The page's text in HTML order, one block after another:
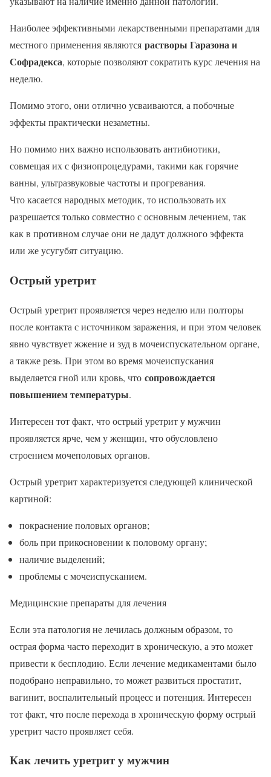
Наиболее эффективными лекарственными препаратами для
местного применения являются растворы Гаразона и
Софрадекса, которые позволяют сократить курс лечения на
неделю.
Помимо этого, они отлично усваиваются, а побочные
эффекты практически незаметны.
Но помимо них важно использовать антибиотики,
совмещая их с физиопроцедурами, такими как горячие
ванны, ультразвуковые частоты и прогревания.
Что касается народных методик, то использовать их
разрешается только совместно с основным лечением, так
как в противном случае они не дадут должного эффекта
или же усугубят ситуацию.
Острый уретрит
Острый уретрит проявляется через неделю или полторы
после контакта с источником заражения, и при этом человек
явно чувствует жжение и зуд в мочеиспускательном органе,
а также резь. При этом во время мочеиспускания
выделяется гной или кровь, что сопровождается
повышением температуры.
Интересен тот факт, что острый уретрит у мужчин
проявляется ярче, чем у женщин, что обусловлено
строением мочеполовых органов.
Острый уретрит характеризуется следующей клинической
картиной:
покраснение половых органов;
боль при прикосновении к половому органу;
наличие выделений;
проблемы с мочеиспусканием.
Медицинские препараты для лечения
Если эта патология не лечилась должным образом, то
острая форма часто переходит в хроническую, а это может
привести к бесплодию. Если лечение медикаментами было
подобрано неправильно, то может развиться простатит,
вагинит, воспалительный процесс и потенция. Интересен
тот факт, что после перехода в хроническую форму острый
уретрит часто проявляет себя.
Как лечить уретрит у мужчин